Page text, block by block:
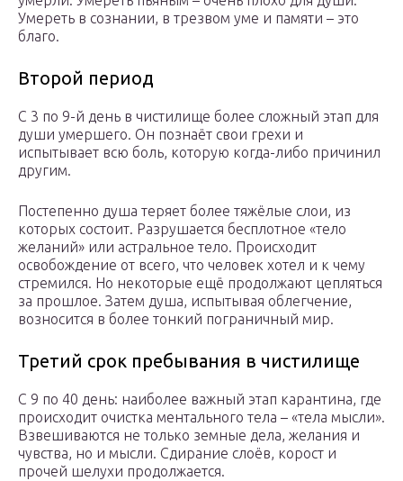
Умереть в сознании, в трезвом уме и памяти – это
благо.
Второй период
С 3 по 9-й день в чистилище более сложный этап для
души умершего. Он познаёт свои грехи и
испытывает всю боль, которую когда-либо причинил
другим.
Постепенно душа теряет более тяжёлые слои, из
которых состоит. Разрушается бесплотное «тело
желаний» или астральное тело. Происходит
освобождение от всего, что человек хотел и к чему
стремился. Но некоторые ещё продолжают цепляться
за прошлое. Затем душа, испытывая облегчение,
возносится в более тонкий пограничный мир.
Третий срок пребывания в чистилище
С 9 по 40 день: наиболее важный этап карантина, где
происходит очистка ментального тела – «тела мысли».
Взвешиваются не только земные дела, желания и
чувства, но и мысли. Сдирание слоёв, корост и
прочей шелухи продолжается.